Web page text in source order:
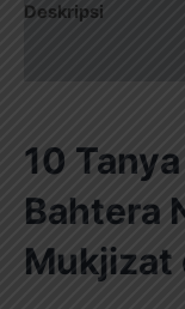
Deskripsi
10
Bahtera
Mukjizat